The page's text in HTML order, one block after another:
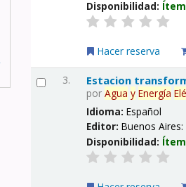
Disponibilidad:
Hacer reserva
3. Estacion
porAgua y Energía
Idioma:Español
Editor:Buenos Aires:
Disponibilidad: